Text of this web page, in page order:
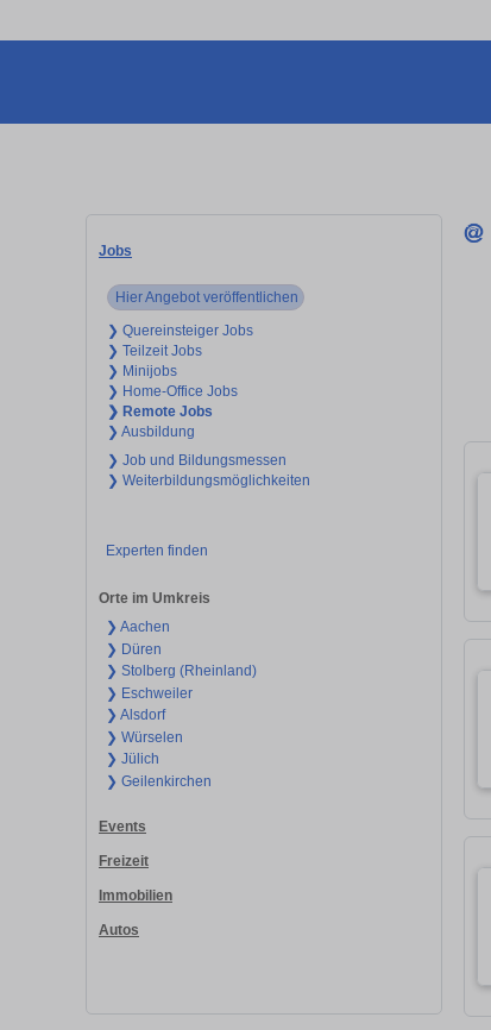
Jobs
Hier Angebot veröffentlichen
❯ Quereinsteiger Jobs
❯ Teilzeit Jobs
❯ Minijobs
❯ Home-Office Jobs
❯ Remote Jobs
❯ Ausbildung
❯ Job und Bildungsmessen
❯ Weiterbildungsmöglichkeiten
Experten finden
Orte im Umkreis
❯ Aachen
❯ Düren
❯ Stolberg (Rheinland)
❯ Eschweiler
❯ Alsdorf
❯ Würselen
❯ Jülich
❯ Geilenkirchen
Events
Freizeit
Immobilien
Autos